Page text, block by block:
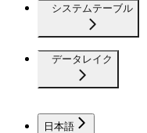
システムテーブル
データレイク
日本語